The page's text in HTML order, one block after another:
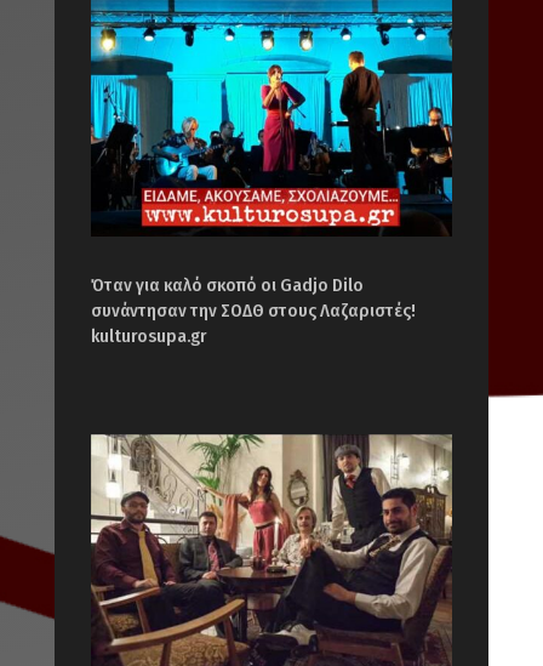
Όταν για καλό σκοπό οι Gadjo Dilo
συνάντησαν την ΣΟΔΘ στους Λαζαριστές!
kulturosupa.gr